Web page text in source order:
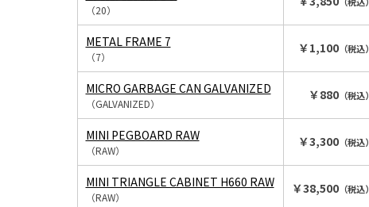
（20）
METAL FRAME 7
（7）
￥1,100（税込）
MICRO GARBAGE CAN GALVANIZED
（GALVANIZED）
￥880（税込）
MINI PEGBOARD RAW
（RAW）
￥3,300（税込）
MINI TRIANGLE CABINET H660 RAW
（RAW）
￥38,500（税込）